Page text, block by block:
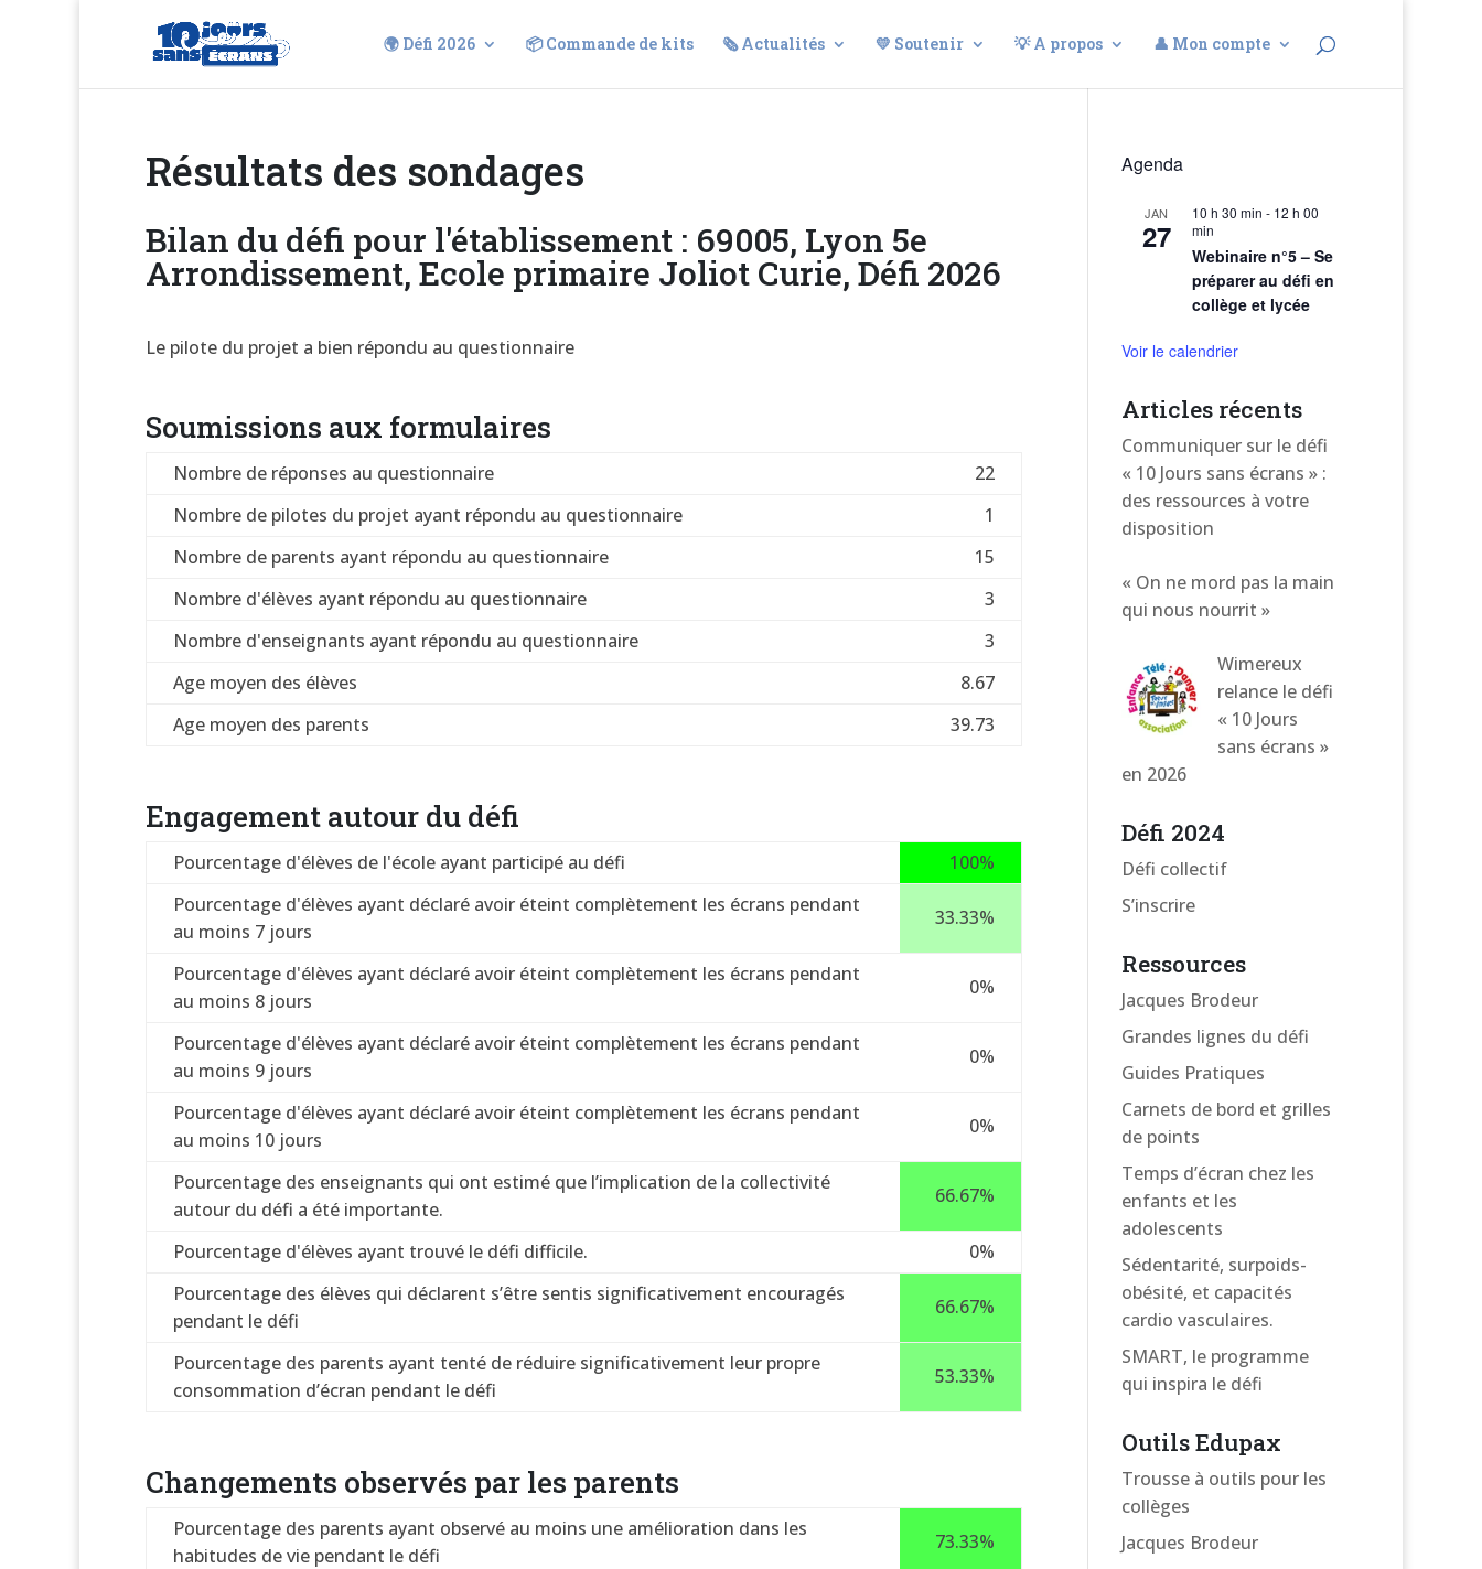
🌍 Défi 2026 📦 Commande de kits 🗞️ Actualités 💛 Soutenir 💡 A propos 👤 Mon compte
Résultats des sondages
Bilan du défi pour l'établissement : 69005, Lyon 5e
Arrondissement, Ecole primaire Joliot Curie, Défi 2026
Le pilote du projet a bien répondu au questionnaire
Soumissions aux formulaires
Nombre de réponses au questionnaire
22
Nombre de pilotes du projet ayant répondu au questionnaire
1
Nombre de parents ayant répondu au questionnaire
15
Nombre d'élèves ayant répondu au questionnaire
3
Nombre d'enseignants ayant répondu au questionnaire
3
Age moyen des élèves
8.67
Age moyen des parents
39.73
Engagement autour du défi
Pourcentage d'élèves de l'école ayant participé au défi
100%
Pourcentage d'élèves ayant déclaré avoir éteint complètement les écrans pendant
au moins 7 jours
33.33%
Pourcentage d'élèves ayant déclaré avoir éteint complètement les écrans pendant
au moins 8 jours
0%
Pourcentage d'élèves ayant déclaré avoir éteint complètement les écrans pendant
au moins 9 jours
0%
Pourcentage d'élèves ayant déclaré avoir éteint complètement les écrans pendant
au moins 10 jours
0%
Pourcentage des enseignants qui ont estimé que l’implication de la collectivité
autour du défi a été importante.
66.67%
Pourcentage d'élèves ayant trouvé le défi difficile.
0%
Pourcentage des élèves qui déclarent s’être sentis significativement encouragés
pendant le défi
66.67%
Pourcentage des parents ayant tenté de réduire significativement leur propre
consommation d’écran pendant le défi
53.33%
Changements observés par les parents
Pourcentage des parents ayant observé au moins une amélioration dans les
habitudes de vie pendant le défi
73.33%
Agenda
JAN
27
10 h 30 min - 12 h 00
min
Webinaire n°5 – Se
préparer au défi en
collège et lycée
Voir le calendrier
Articles récents
Communiquer sur le défi
« 10 Jours sans écrans » :
des ressources à votre
disposition
« On ne mord pas la main
qui nous nourrit »
Wimereux
relance le défi
« 10 Jours
sans écrans »
en 2026
Défi 2024
Défi collectif
S’inscrire
Ressources
Jacques Brodeur
Grandes lignes du défi
Guides Pratiques
Carnets de bord et grilles
de points
Temps d’écran chez les
enfants et les
adolescents
Sédentarité, surpoids-
obésité, et capacités
cardio vasculaires.
SMART, le programme
qui inspira le défi
Outils Edupax
Trousse à outils pour les
collèges
Jacques Brodeur